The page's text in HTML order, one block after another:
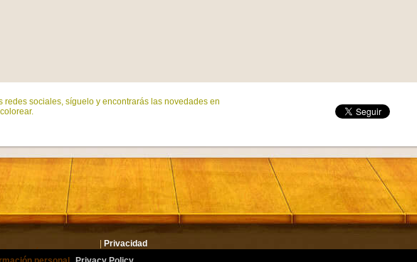
personal.Privacy Policy
redes sociales, síguelo y encontrarás las novedades en
Privacidad
los derechos reservados. Todos los personajes son marcas registradas © por sus respectivos creadores.